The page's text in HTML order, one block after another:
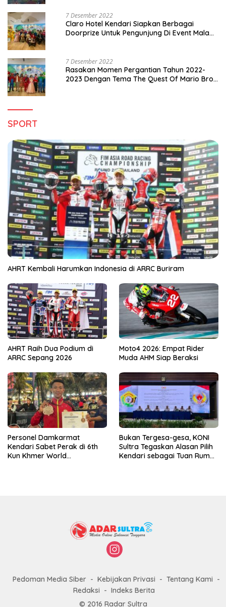
7 Desember 2022
Claro Hotel Kendari Siapkan Berbagai
Doorprize Untuk Pengunjung Di Event Malam
7 Desember 2022
Rasakan Momen Pergantian Tahun 2022-
2023 Dengan Tema The Quest Of Mario Bros
SPORT
AHRT Kembali Harumkan Indonesia di ARRC Buriram
AHRT Raih Dua Podium di
ARRC Sepang 2026
Moto4 2026: Empat Rider
Muda AHM Siap Beraksi
Personel Damkarmat
Kendari Sabet Perak di 6th
Kun Khmer World
Bukan Tergesa-gesa, KONI
Sultra Tegaskan Alasan Pilih
Kendari sebagai Tuan Rumah
Pedoman Media Siber Kebijakan Privasi
Tentang Kami
Redaksi
Indeks Berita
© 2016 Radar Sultra